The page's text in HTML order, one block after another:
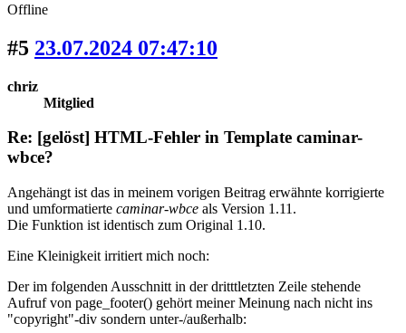
Offline
#5 23.07.2024 07:47:10
chriz
Mitglied
Re: [gelöst] HTML-Fehler in Template caminar-
wbce?
Angehängt ist das in meinem vorigen Beitrag erwähnte korrigierte
und umformatierte caminar-wbce als Version 1.11.
Die Funktion ist identisch zum Original 1.10.
Eine Kleinigkeit irritiert mich noch:
Der im folgenden Ausschnitt in der dritttletzten Zeile stehende
Aufruf von page_footer() gehört meiner Meinung nach nicht ins
"copyright"-div sondern unter-/außerhalb: